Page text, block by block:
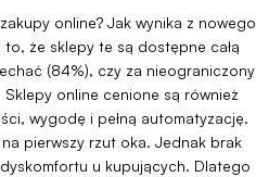
online? Jak wynika z nowego
że sklepy te są dostępne całą
(84%), czy za nieograniczony
online cenione są również
wygodę i pełną automatyzację.
pierwszy rzut oka. Jednak brak
u kupujących. Dlatego